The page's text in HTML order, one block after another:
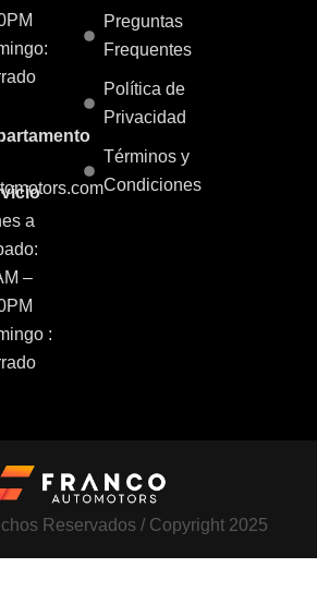
a
–
:
Preguntas
Frequentes
Política de
Privacidad
Términos y
Condiciones
Reservados / Copyright 2025